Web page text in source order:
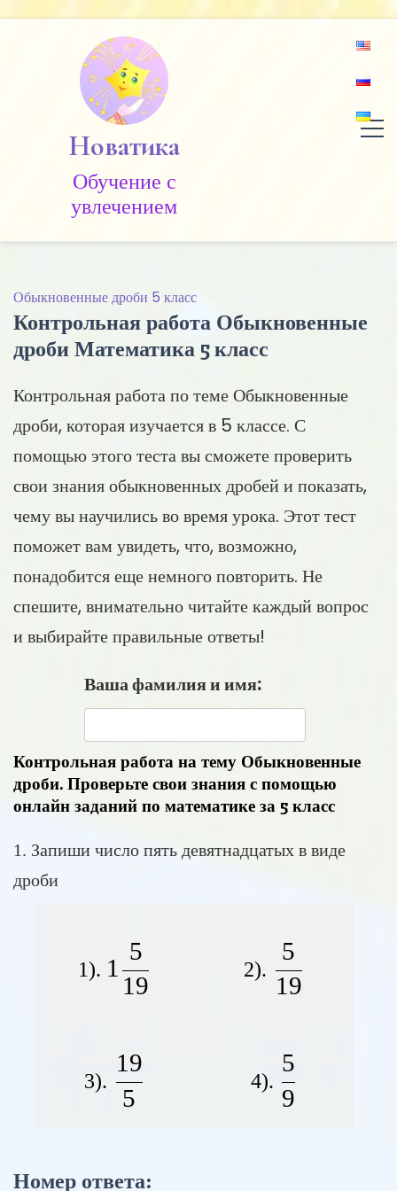
Новатика
Обучение c
увлечением
Обыкновенные дроби 5 класс
Контрольная работа Обыкновенные
дроби Математика 5 класс
Контрольная работа по теме Обыкновенные
дроби, которая изучается в 5 классе. С
помощью этого теста вы сможете проверить
свои знания обыкновенных дробей и показать,
чему вы научились во время урока. Этот тест
поможет вам увидеть, что, возможно,
понадобится еще немного повторить. Не
спешите, внимательно читайте каждый вопрос
и выбирайте правильные ответы!
Ваша фамилия и имя:
Контрольная работа на тему Обыкновенные
дроби. Проверьте свои знания с помощью
онлайн заданий по математике за 5 класс
1. Запиши число пять девятнадцатых в виде
дроби
1). 1 \frac{5}{19}
1
19
5
2).
19
5
3).
\frac{19}{5}
5
19
4).
9
5
Номер ответа: